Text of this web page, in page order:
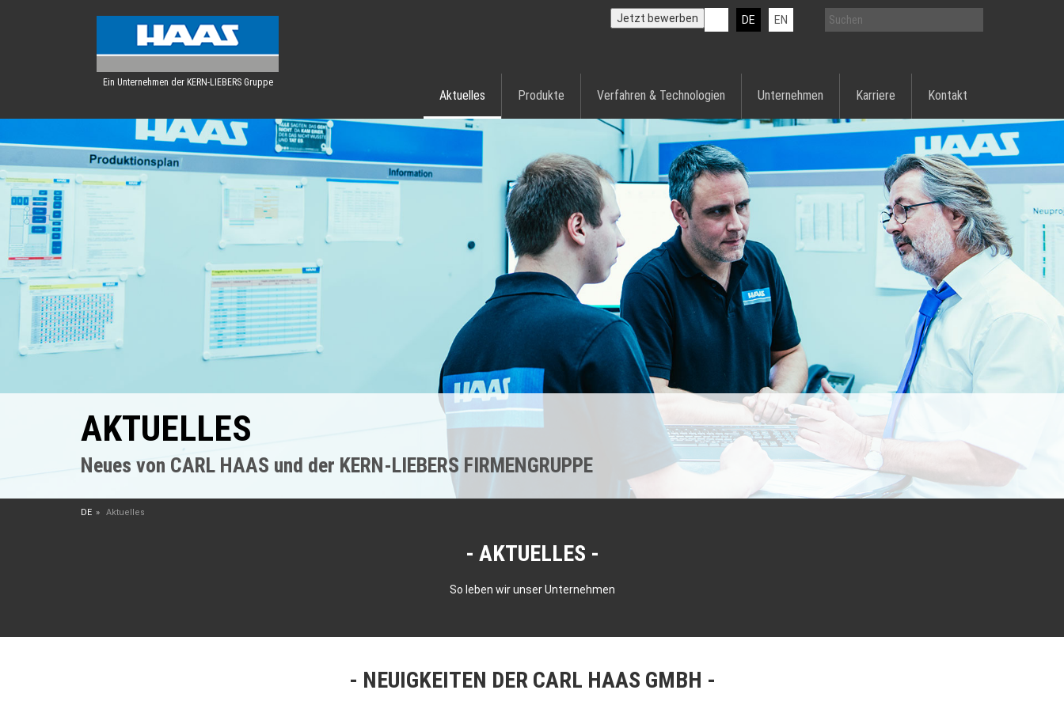
Ein Unternehmen der KERN-LIEBERS Gruppe
DE EN
Jetzt bewerben
Aktuelles Produkte Verfahren & Technologien Unternehmen Karriere Kontakt
AKTUELLES
Neues von CARL HAAS und der KERN-LIEBERS FIRMENGRUPPE
DE Aktuelles
AKTUELLES
So leben wir unser Unternehmen
NEUIGKEITEN DER CARL HAAS GMBH